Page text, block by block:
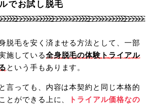
でお試し脱毛
脱毛を安く済ませる方法として、一部
施している全身脱毛の体験トライアル
という手もあります。
言っても、内容は本契約と同じ本格的
とができる上に、
トライアル価格なの